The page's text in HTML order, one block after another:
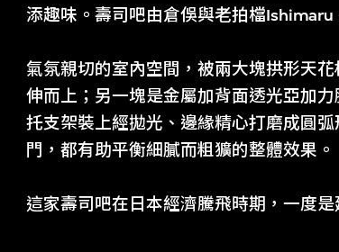
添趣味。壽司吧由倉俁與老拍檔
氣氛親切的室內空間，被兩大塊拱形天
伸而上；另一塊是金屬加背面透光亞加
托支架裝上經拋光、邊緣精心打磨成圓
門，都有助平衡細膩而粗獷的整體效果。
這家壽司吧在日本經濟騰飛時期，一度